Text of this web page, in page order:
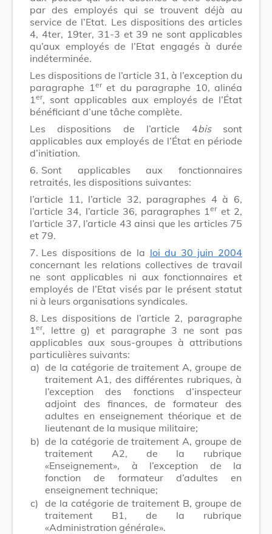
par des employés qui se trouvent déjà au
service de l’Etat. Les dispositions des articles
4, 4ter, 19ter, 31-3 et 39 ne sont applicables
qu’aux employés de l’Etat engagés à durée
indéterminée.
Les dispositions de l’article 31, à l’exception du
paragraphe 1 eret du paragraphe 10, alinéa
1 er, sont applicables aux employés de l’État
bénéficiant d’une tâche complète.
Les dispositions de l’article 4bissont
applicables aux employés de l’État en période
d’initiation.
6. Sont applicables aux fonctionnaires
retraités, les dispositions suivantes:
l’article 11, l’article 32, paragraphes 4 à 6,
l’article 34, l’article 36, paragraphes 1eret 2,
l’article 37, l’article 43 ainsi que les articles 75
et 79.
7. Les dispositions de la loi du 30 juin 2004
concernant les relations collectives de travail
ne sont applicables ni aux fonctionnaires et
employés de l’Etat visés par le présent statut
ni à leurs organisations syndicales.
8. Les dispositions de l’article 2, paragraphe
1 er, lettre g) et paragraphe 3 ne sont pas
applicables aux sous-groupes à attributions
particulières suivants:
a) de la catégorie de traitement A, groupe de
traitement A1, des différentes rubriques, à
l’exception des fonctions d’inspecteur
adjoint des finances, de formateur des
adultes en enseignement théorique et de
lieutenant de la musique militaire;
b) de la catégorie de traitement A, groupe de
traitement A2, de la rubrique
«Enseignement», à l’exception de la
fonction de formateur d’adultes en
enseignement technique;
c) de la catégorie de traitement B, groupe de
traitement B1, de la rubrique
«Administration générale».